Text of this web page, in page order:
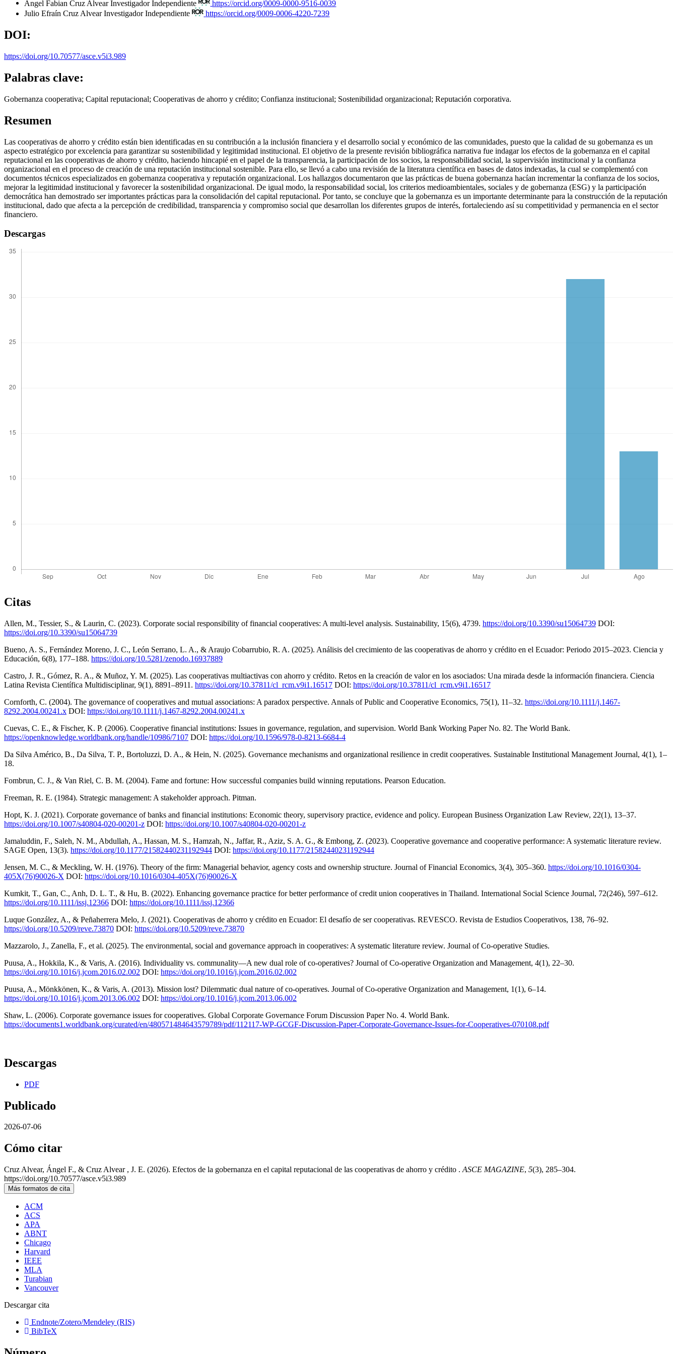
Ángel Fabian Cruz AlvearInvestigador Independiente
https://orcid.org/0009-0000-9516-0039
Julio Efraín Cruz AlvearInvestigador Independiente https://orcid.org/0009-0006-4220-7239
DOI:
https://doi.org/10.70577/asce.v5i3.989
Palabras clave:
Gobernanza cooperativa; Capital reputacional; Cooperativas de ahorro y crédito; Confianza institucional; Sostenibilidad organizacional; Reputación corporativa.
Resumen
Las cooperativas de ahorro y crédito están bien identificadas en su contribución a la inclusión financiera y el desarrollo social y económico de las comunidades, puesto que la calidad de su gobernanza es un
aspecto estratégico por excelencia para garantizar su sostenibilidad y legitimidad institucional. El objetivo de la presente revisión bibliográfica narrativa fue indagar los efectos de la gobernanza en el capital
reputacional en las cooperativas de ahorro y crédito, haciendo hincapié en el papel de la transparencia, la participación de los socios, la responsabilidad social, la supervisión institucional y la confianza
organizacional en el proceso de creación de una reputación institucional sostenible. Para ello, se llevó a cabo una revisión de la literatura científica en bases de datos indexadas, la cual se complementó con
documentos técnicos especializados en gobernanza cooperativa y reputación organizacional. Los hallazgos documentaron que las prácticas de buena gobernanza hacían incrementar la confianza de los socios,
mejorar la legitimidad institucional y favorecer la sostenibilidad organizacional. De igual modo, la responsabilidad social, los criterios medioambientales, sociales y de gobernanza (ESG) y la participación
democrática han demostrado ser importantes prácticas para la consolidación del capital reputacional. Por tanto, se concluye que la gobernanza es un importante determinante para la construcción de la reputación
institucional, dado que afecta a la percepción de credibilidad, transparencia y compromiso social que desarrollan los diferentes grupos de interés, fortaleciendo así su competitividad y permanencia en el sector
financiero.
Descargas
Citas
Allen, M., Tessier, S., & Laurin, C. (2023). Corporate social responsibility of financial cooperatives: A multi-level analysis. Sustainability, 15(6), 4739. https://doi.org/10.3390/su15064739 DOI:
https://doi.org/10.3390/su15064739
Bueno, A. S., Fernández Moreno, J. C., León Serrano, L. A., & Araujo Cobarrubio, R. A. (2025). Análisis del crecimiento de las cooperativas de ahorro y crédito en el Ecuador: Periodo 2015–2023. Ciencia y
Educación, 6(8), 177–188. https://doi.org/10.5281/zenodo.16937889
Castro, J. R., Gómez, R. A., & Muñoz, Y. M. (2025). Las cooperativas multiactivas con ahorro y crédito. Retos en la creación de valor en los asociados: Una mirada desde la información financiera. Ciencia
Latina Revista Científica Multidisciplinar, 9(1), 8891–8911. https://doi.org/10.37811/cl_rcm.v9i1.16517 DOI: https://doi.org/10.37811/cl_rcm.v9i1.16517
Cornforth, C. (2004). The governance of cooperatives and mutual associations: A paradox perspective. Annals of Public and Cooperative Economics, 75(1), 11–32. https://doi.org/10.1111/j.1467-
8292.2004.00241.x DOI: https://doi.org/10.1111/j.1467-8292.2004.00241.x
Cuevas, C. E., & Fischer, K. P. (2006). Cooperative financial institutions: Issues in governance, regulation, and supervision. World Bank Working Paper No. 82. The World Bank.
https://openknowledge.worldbank.org/handle/10986/7107 DOI: https://doi.org/10.1596/978-0-8213-6684-4
Da Silva Américo, B., Da Silva, T. P., Bortoluzzi, D. A., & Hein, N. (2025). Governance mechanisms and organizational resilience in credit cooperatives. Sustainable Institutional Management Journal, 4(1), 1–
18.
Fombrun, C. J., & Van Riel, C. B. M. (2004). Fame and fortune: How successful companies build winning reputations. Pearson Education.
Freeman, R. E. (1984). Strategic management: A stakeholder approach. Pitman.
Hopt, K. J. (2021). Corporate governance of banks and financial institutions: Economic theory, supervisory practice, evidence and policy. European Business Organization Law Review, 22(1), 13–37.
https://doi.org/10.1007/s40804-020-00201-z DOI: https://doi.org/10.1007/s40804-020-00201-z
Jamaluddin, F., Saleh, N. M., Abdullah, A., Hassan, M. S., Hamzah, N., Jaffar, R., Aziz, S. A. G., & Embong, Z. (2023). Cooperative governance and cooperative performance: A systematic literature review.
SAGE Open, 13(3). https://doi.org/10.1177/21582440231192944 DOI: https://doi.org/10.1177/21582440231192944
Jensen, M. C., & Meckling, W. H. (1976). Theory of the firm: Managerial behavior, agency costs and ownership structure. Journal of Financial Economics, 3(4), 305–360. https://doi.org/10.1016/0304-
405X(76)90026-X DOI: https://doi.org/10.1016/0304-405X(76)90026-X
Kumkit, T., Gan, C., Anh, D. L. T., & Hu, B. (2022). Enhancing governance practice for better performance of credit union cooperatives in Thailand. International Social Science Journal, 72(246), 597–612.
https://doi.org/10.1111/issj.12366 DOI: https://doi.org/10.1111/issj.12366
Luque González, A., & Peñaherrera Melo, J. (2021). Cooperativas de ahorro y crédito en Ecuador: El desafío de ser cooperativas. REVESCO. Revista de Estudios Cooperativos, 138, 76–92.
https://doi.org/10.5209/reve.73870 DOI: https://doi.org/10.5209/reve.73870
Mazzarolo, J., Zanella, F., et al. (2025). The environmental, social and governance approach in cooperatives: A systematic literature review. Journal of Co-operative Studies.
Puusa, A., Hokkila, K., & Varis, A. (2016). Individuality vs. communality—A new dual role of co-operatives? Journal of Co-operative Organization and Management, 4(1), 22–30.
https://doi.org/10.1016/j.jcom.2016.02.002 DOI: https://doi.org/10.1016/j.jcom.2016.02.002
Puusa, A., Mönkkönen, K., & Varis, A. (2013). Mission lost? Dilemmatic dual nature of co-operatives. Journal of Co-operative Organization and Management, 1(1), 6–14.
https://doi.org/10.1016/j.jcom.2013.06.002 DOI: https://doi.org/10.1016/j.jcom.2013.06.002
Shaw, L. (2006). Corporate governance issues for cooperatives. Global Corporate Governance Forum Discussion Paper No. 4. World Bank.
https://documents1.worldbank.org/curated/en/480571484643579789/pdf/112117-WP-GCGF-Discussion-Paper-Corporate-Governance-Issues-for-Cooperatives-070108.pdf
Descargas
PDF
Publicado
2026-07-06
Cómo citar
Cruz Alvear, Ángel F., & Cruz Alvear , J. E. (2026). Efectos de la gobernanza en el capital reputacional de las cooperativas de ahorro y crédito . ASCE MAGAZINE, 5(3), 285–304.
https://doi.org/10.70577/asce.v5i3.989
Más formatos de cita
ACM
ACS
APA
ABNT
Chicago
Harvard
IEEE
MLA
Turabian
Vancouver
Descargar cita
Endnote/Zotero/Mendeley (RIS)
BibTeX